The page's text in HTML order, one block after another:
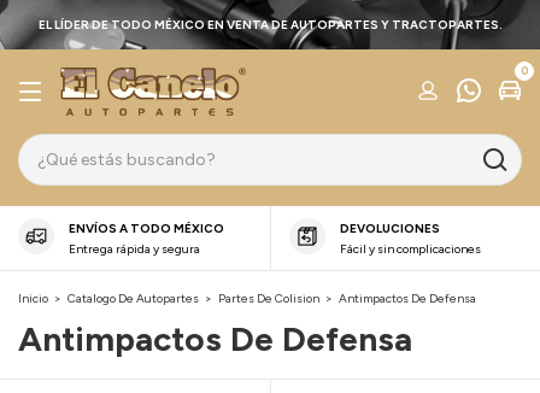
EL LÍDER DE TODO MÉXICO EN VENTA DE AUTOPARTES Y TRACTOPARTES.
0
ENVÍOS A TODO MÉXICO
Entrega rápida y segura
DEVOLUCIONES
Fácil y sin complicaciones
Inicio > Catalogo De Autopartes > Partes De Colision > Antimpactos De Defensa
Antimpactos De Defensa